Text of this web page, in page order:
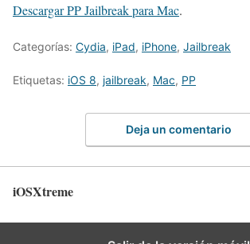
Descargar PP Jailbreak para Mac.
Categorías: Cydia, iPad, iPhone, Jailbreak
Etiquetas: iOS 8, jailbreak, Mac, PP
Deja un comentario
iOSXtreme